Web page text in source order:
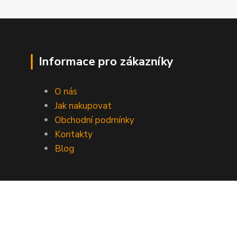
Informace pro zákazníky
O nás
Jak nakupovat
Obchodní podmínky
Kontakty
Blog